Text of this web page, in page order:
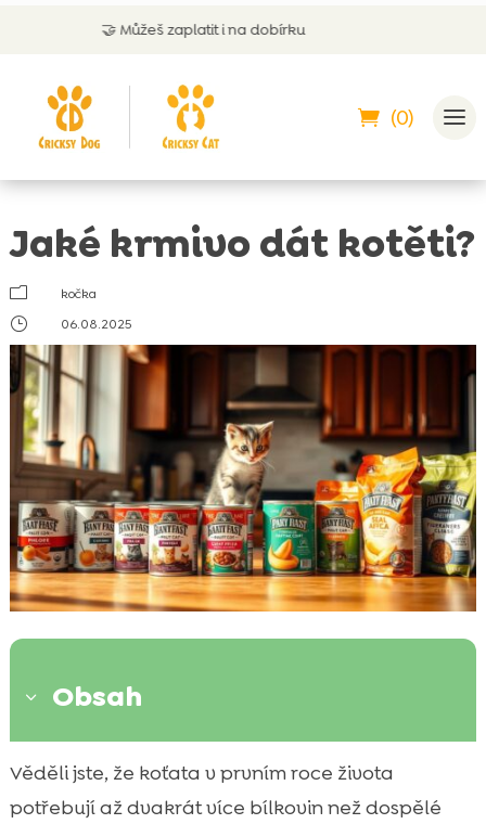
Můžeš zaplatit i na dobírku
(0)
Jaké krmivo dát kotěti?
m
kočka
}
06.08.2025
3 Obsah
 Úvod do správného krmení kotěte
 Význam kvalitního krmiva pro kotě
Věděli jste, že koťata v prvním roce života
potřebují až dvakrát více bílkovin než dospělé